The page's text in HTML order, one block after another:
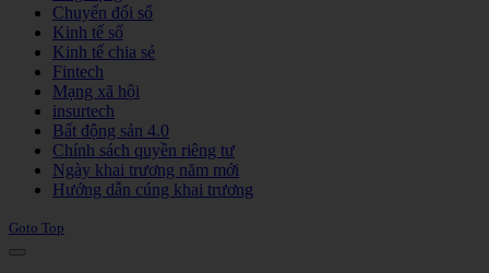
Chuyển đổi số
Kinh tế số
Kinh tế chia sẻ
Fintech
Mạng xã hội
insurtech
Bất động sản 4.0
Chính sách quyền riêng tư
Ngày khai trương năm mới
Hướng dẫn cúng khai trương
Goto Top